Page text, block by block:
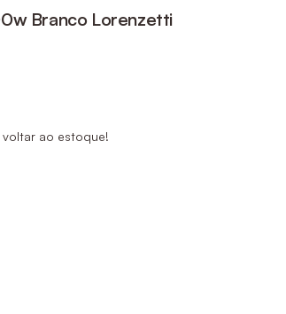
Branco Lorenzetti
ao estoque!